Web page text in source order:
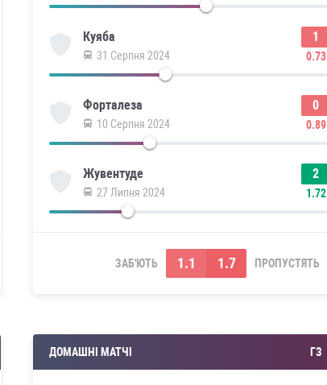
Куяба
31 Серпня 2024
1
0.73
Форталеза
10 Серпня 2024
0
0.89
Жувентуде
27 Липня 2024
2
1.72
ЗАБ'ЮТЬ 1.1 1.7 ПРОПУСТЯТЬ
ДОМАШНІ МАТЧІ ГЗ